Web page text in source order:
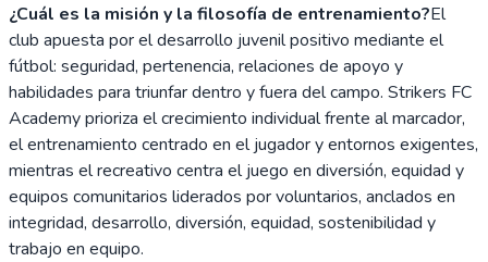
¿Cuál es la misión y la filosofía de entrenamiento?El
club apuesta por el desarrollo juvenil positivo mediante el
fútbol: seguridad, pertenencia, relaciones de apoyo y
habilidades para triunfar dentro y fuera del campo. Strikers FC
Academy prioriza el crecimiento individual frente al marcador,
el entrenamiento centrado en el jugador y entornos exigentes,
mientras el recreativo centra el juego en diversión, equidad y
equipos comunitarios liderados por voluntarios, anclados en
integridad, desarrollo, diversión, equidad, sostenibilidad y
trabajo en equipo.